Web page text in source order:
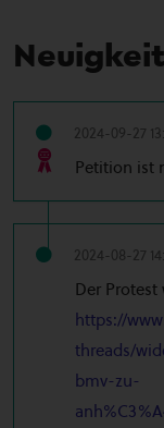
2024-09-27
Petition ist
2024-08-27
Der Protest
https://
threads/
bmv-zu-